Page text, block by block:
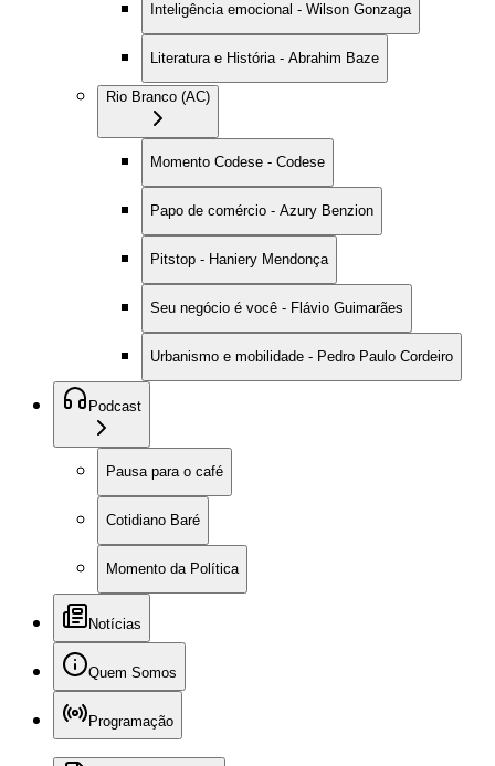
Inteligência emocional - Wilson Gonzaga
Literatura e História - Abrahim Baze
Rio Branco (AC)
Momento Codese - Codese
Papo de comércio - Azury Benzion
Pitstop - Haniery Mendonça
Seu negócio é você - Flávio Guimarães
Urbanismo e mobilidade - Pedro Paulo Cordeiro
Podcast
Pausa para o café
Cotidiano Baré
Momento da Política
Notícias
Quem Somos
Programação